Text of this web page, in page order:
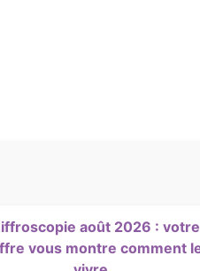
août 2026 : votre
vous montre comment